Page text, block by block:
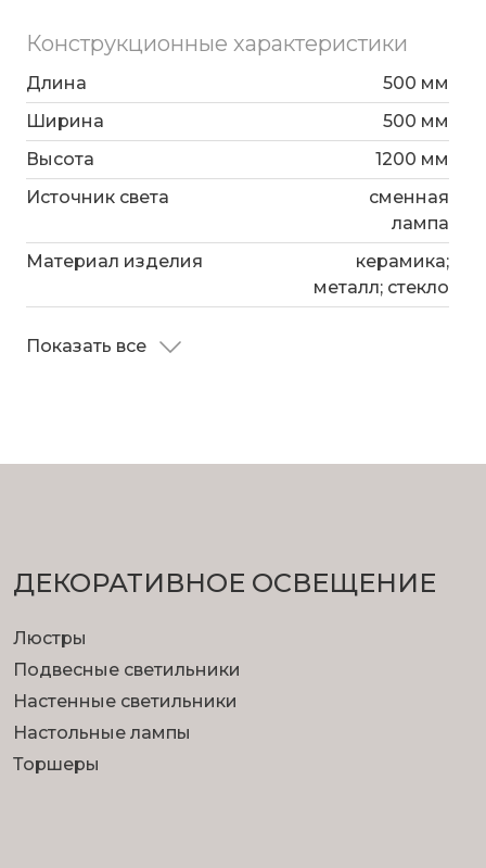
Конструкционные характеристики
Длина
500 мм
Ширина
500 мм
Высота
1200 мм
Источник света
сменная
лампа
Материал изделия
керамика;
металл; стекло
Показать все
ДЕКОРАТИВНОЕ ОСВЕЩЕНИЕ
Люстры
Подвесные светильники
Настенные светильники
Настольные лампы
Торшеры